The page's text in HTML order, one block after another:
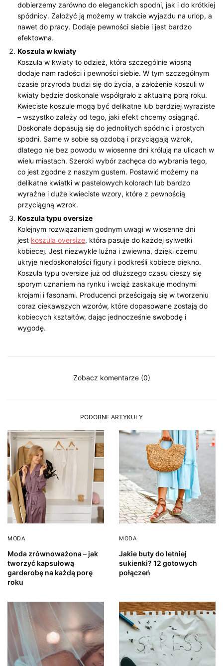
dobierzemy zarówno do eleganckich spodni, jak i do krótkiej
spódnicy. Założyć ją możemy w trakcie wyjazdu na urlop, a
nawet do pracy. Dodaje pewności siebie i jest bardzo
efektowna.
Koszula w kwiaty
Koszula w kwiaty to odzież, która szczególnie wiosną
dodaje nam radości i pewności siebie. W tym szczególnym
czasie przyroda budzi się do życia, a założenie koszuli w
kwiaty będzie doskonale współgrało z aktualną porą roku.
Kwieciste koszule mogą być delikatne lub bardziej wyraziste
– wszystko zależy od tego, jaki efekt chcemy osiągnąć.
Doskonale dopasują się do jednolitych spódnic i prostych
spodni. Same w sobie są ozdobą i przyciągają wzrok,
dlatego nie bez powodu w wiosenne dni królują na ulicach w
wielu miastach. Szeroki wybór zachęca do wybrania tego,
co jest zgodne z naszym gustem. Postawić możemy na
delikatne kwiatki w pastelowych kolorach lub bardzo
wyraźne i duże kwieciste wzory, które z pewnością
przyciągną wzrok.
Koszula typu oversize
Kolejnym rozwiązaniem godnym uwagi w wiosenne dni
jest koszula oversize, która pasuje do każdej sylwetki
kobiecej. Jest niezwykle luźna i zwiewna, dzięki czemu
ukryje niedoskonałości figury i podkreśli kobiece piękno.
Koszula typu oversize już od dłuższego czasu cieszy się
sporym uznaniem na rynku i wciąż zaskakuje modnymi
krojami i fasonami. Producenci prześcigają się w tworzeniu
coraz ciekawszych wzorów, które dopasowane zostają do
kobiecych kształtów, dając jednocześnie swobodę i
wygodę.
Zobacz komentarze (0)
PODOBNE ARTYKUŁY
MODA
Moda zrównoważona – jak
tworzyć kapsułową
garderobę na każdą porę
roku
MODA
Jakie buty do letniej
sukienki? 12 gotowych
połączeń